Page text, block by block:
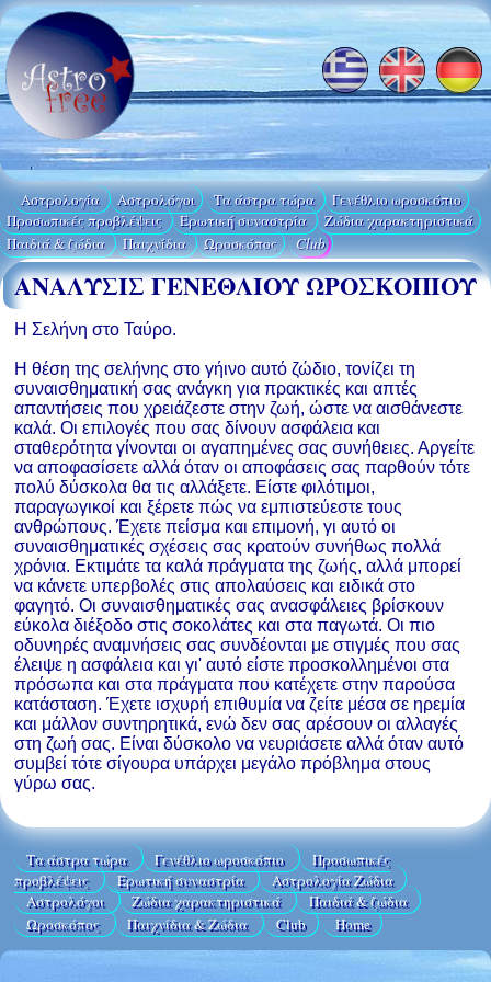
Αστρολογία Aστρολόγοι Τα άστρα τώρα
Γενέθλιο ωροσκόπιο
Προσωπικές προβλέψεις
Ερωτική συναστρία
Ζώδια χαρακτηριστικά
Παιδιά & ζώδια
Παιχνίδια Ωροσκόπος Club
ΑΝΑΛΥΣΙΣ ΓΕΝΕΘΛΙΟΥ ΩΡΟΣΚΟΠΙΟΥ
Η Σελήνη στο Ταύρο.
Η θέση της σελήνης στο γήινο αυτό ζώδιο, τονίζει τη
συναισθηματική σας ανάγκη για πρακτικές και απτές
απαντήσεις που χρειάζεστε στην ζωή, ώστε να αισθάνεστε
καλά. Οι επιλογές που σας δίνουν ασφάλεια και
σταθερότητα γίνονται οι αγαπημένες σας συνήθειες. Αργείτε
να αποφασίσετε αλλά όταν οι αποφάσεις σας παρθούν τότε
πολύ δύσκολα θα τις αλλάξετε. Είστε φιλότιμοι,
παραγωγικοί και ξέρετε πώς να εμπιστεύεστε τους
ανθρώπους. Έχετε πείσμα και επιμονή, γι αυτό οι
συναισθηματικές σχέσεις σας κρατούν συνήθως πολλά
χρόνια. Εκτιμάτε τα καλά πράγματα της ζωής, αλλά μπορεί
να κάνετε υπερβολές στις απολαύσεις και ειδικά στο
φαγητό. Οι συναισθηματικές σας ανασφάλειες βρίσκουν
εύκολα διέξοδο στις σοκολάτες και στα παγωτά. Οι πιο
οδυνηρές αναμνήσεις σας συνδέονται με στιγμές που σας
έλειψε η ασφάλεια και γι' αυτό είστε προσκολλημένοι στα
πρόσωπα και στα πράγματα που κατέχετε στην παρούσα
κατάσταση. Έχετε ισχυρή επιθυμία να ζείτε μέσα σε ηρεμία
και μάλλον συντηρητικά, ενώ δεν σας αρέσουν οι αλλαγές
στη ζωή σας. Είναι δύσκολο να νευριάσετε αλλά όταν αυτό
συμβεί τότε σίγουρα υπάρχει μεγάλο πρόβλημα στους
γύρω σας.
Τα άστρα τώρα Γενέθλιο ωροσκόπιο
Προσωπικές
προβλέψεις
Ερωτική συναστρία
Αστρολογία Ζώδια
Aστρολόγοι
Ζώδια χαρακτηριστικά
Παιδιά & ζώδια
Ωροσκόπος
Παιχνίδια & Ζώδια Club Home